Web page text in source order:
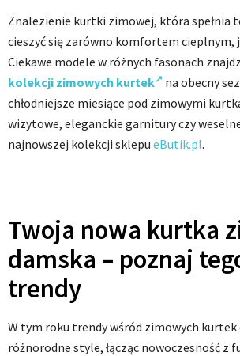
Znalezienie kurtki zimowej, która spełnia
cieszyć się zarówno komfortem cieplnym,
Ciekawe modele w różnych fasonach
kolekcji zimowych kurtek
na obecny
chłodniejsze miesiące pod zimowymi
wizytowe, eleganckie garnitury czy
najnowszej kolekcji sklepu eButik.pl.
Twoja nowa kurtka
damska – poznaj
trendy
W tym roku trendy wśród zimowych
różnorodne style, łącząc nowoczesność z